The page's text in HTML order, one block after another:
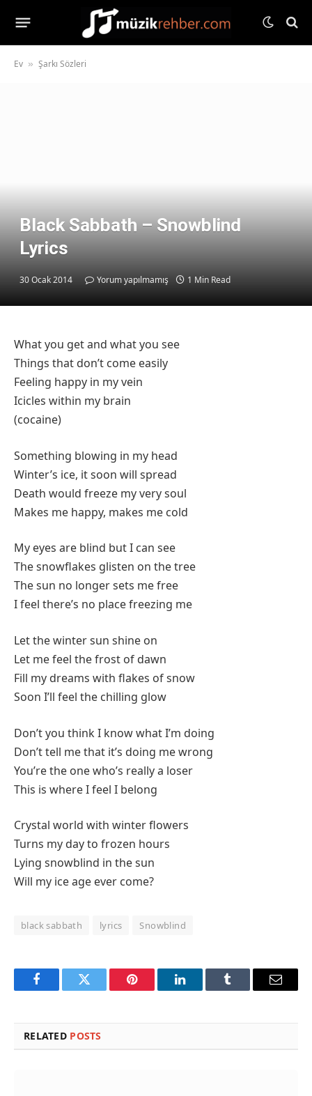
Ev » Şarkı Sözleri
Black Sabbath – Snowblind
Lyrics
30 Ocak 2014 Yorum yapılmamış 1 Min Read
What you get and what you see
Things that don’t come easily
Feeling happy in my vein
Icicles within my brain
(cocaine)
Something blowing in my head
Winter’s ice, it soon will spread
Death would freeze my very soul
Makes me happy, makes me cold
My eyes are blind but I can see
The snowflakes glisten on the tree
The sun no longer sets me free
I feel there’s no place freezing me
Let the winter sun shine on
Let me feel the frost of dawn
Fill my dreams with flakes of snow
Soon I’ll feel the chilling glow
Don’t you think I know what I’m doing
Don’t tell me that it’s doing me wrong
You’re the one who’s really a loser
This is where I feel I belong
Crystal world with winter flowers
Turns my day to frozen hours
Lying snowblind in the sun
Will my ice age ever come?
black sabbath lyrics Snowblind
FacebookTwitter Pinterest LinkedInTumblr Email
RELATED POSTS